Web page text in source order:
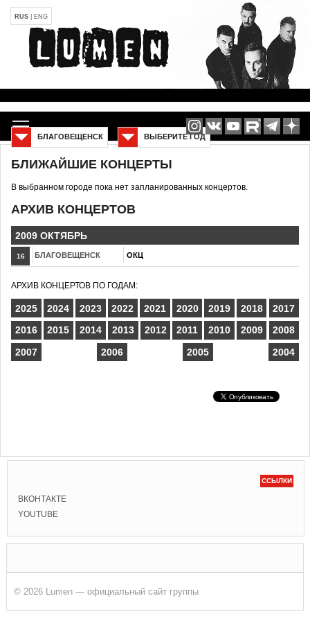
RUS ENG
БЛИЖАЙШИЕ КОНЦЕРТЫ
ВЫБЕРИТЕ ГОД
БЛАГОВЕЩЕНСК
В выбранном городе пока нет запланированных концертов.
АРХИВ КОНЦЕРТОВ
2009 ОКТЯБРЬ
16 БЛАГОВЕЩЕНСК ОКЦ
АРХИВ КОНЦЕРТОВ ПО ГОДАМ:
2025 2024 2023 2022 2021 2020 2019 2018
2017
2016
2015 2014 2013 2012 2011 2010 2009
2008
2007
2006 2005 2004
ССЫЛКИ
ВКОНТАКТЕ
YOUTUBE
© 2026 Lumen — официальный сайт группы